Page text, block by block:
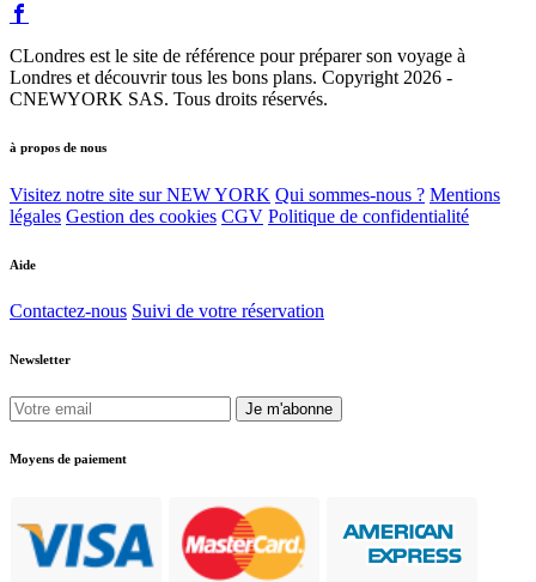
CLondres est le site de référence pour préparer son voyage à
Londres et découvrir tous les bons plans. Copyright 2026 -
CNEWYORK SAS. Tous droits réservés.
à propos de nous
Visitez notre site sur NEW YORK Qui sommes-nous ? Mentions
légales Gestion des cookies CGV Politique de confidentialité
Aide
Contactez-nous Suivi de votre réservation
Newsletter
Je m'abonne
Moyens de paiement